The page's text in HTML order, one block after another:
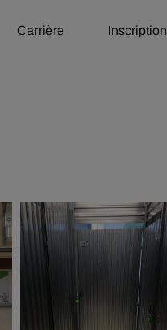
Carrière Inscription